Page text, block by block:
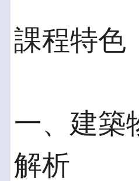
課程特色
一、建築
解析